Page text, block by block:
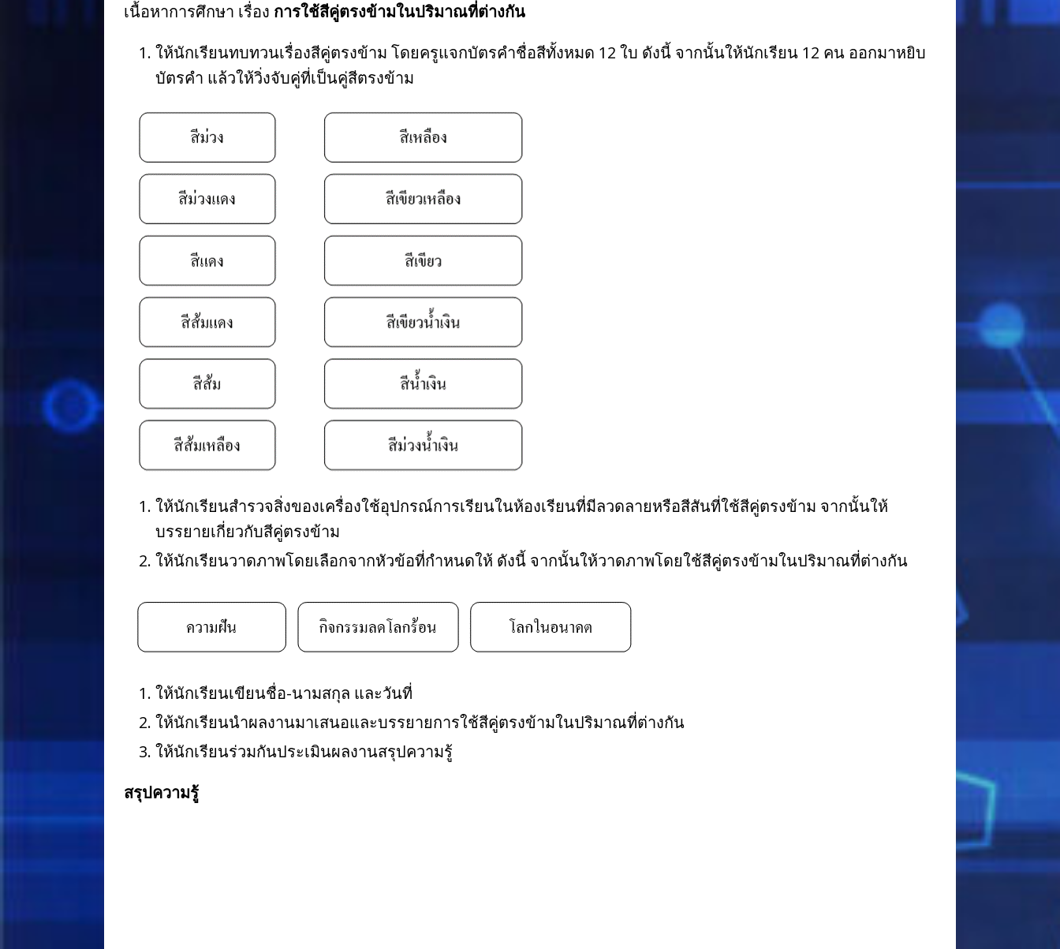
เนื้อหาการศึกษา เรื่อง การใช้สีคู่ตรงข้ามในปริมาณที่ต่างกัน
ให้นักเรียนทบทวนเรื่องสีคู่ตรงข้าม โดยครูแจกบัตรคำชื่อสีทั้งหมด 12 ใบ ดังนี้ จากนั้นให้นักเรียน 12 คน ออกมาหยิบ
บัตรคำ แล้วให้วิ่งจับคู่ที่เป็นคู่สีตรงข้าม
ให้นักเรียนสำรวจสิ่งของเครื่องใช้อุปกรณ์การเรียนในห้องเรียนที่มีลวดลายหรือสีสันที่ใช้สีคู่ตรงข้าม จากนั้นให้
บรรยายเกี่ยวกับสีคู่ตรงข้าม
ให้นักเรียนวาดภาพโดยเลือกจากหัวข้อที่กำหนดให้ ดังนี้ จากนั้นให้วาดภาพโดยใช้สีคู่ตรงข้ามในปริมาณที่ต่างกัน
ให้นักเรียนเขียนชื่อ-นามสกุล และวันที่
ให้นักเรียนนำผลงานมาเสนอและบรรยายการใช้สีคู่ตรงข้ามในปริมาณที่ต่างกัน
ให้นักเรียนร่วมกันประเมินผลงานสรุปความรู้
สรุปความรู้